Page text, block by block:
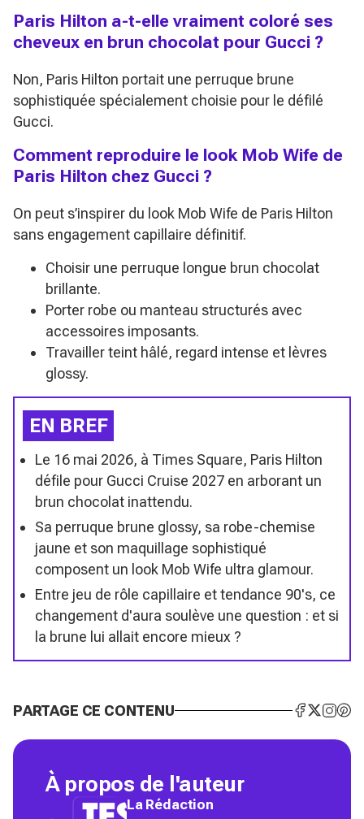
Paris Hilton a-t-elle vraiment coloré ses
cheveux en brun chocolat pour Gucci ?
Non, Paris Hilton portait une perruque brune
sophistiquée spécialement choisie pour le défilé
Gucci.
Comment reproduire le look Mob Wife de
Paris Hilton chez Gucci ?
On peut s’inspirer du look Mob Wife de Paris Hilton
sans engagement capillaire définitif.
Choisir une perruque longue brun chocolat
brillante.
Porter robe ou manteau structurés avec
accessoires imposants.
Travailler teint hâlé, regard intense et lèvres
glossy.
EN BREF
Le 16 mai 2026, à Times Square, Paris Hilton
défile pour Gucci Cruise 2027 en arborant un
brun chocolat inattendu.
Sa perruque brune glossy, sa robe-chemise
jaune et son maquillage sophistiqué
composent un look Mob Wife ultra glamour.
Entre jeu de rôle capillaire et tendance 90's, ce
changement d'aura soulève une question : et si
la brune lui allait encore mieux ?
PARTAGE CE CONTENU
À propos de l'auteur
La Rédaction